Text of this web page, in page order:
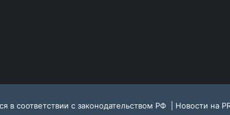
соответствии с законодательством РФ | Новости на